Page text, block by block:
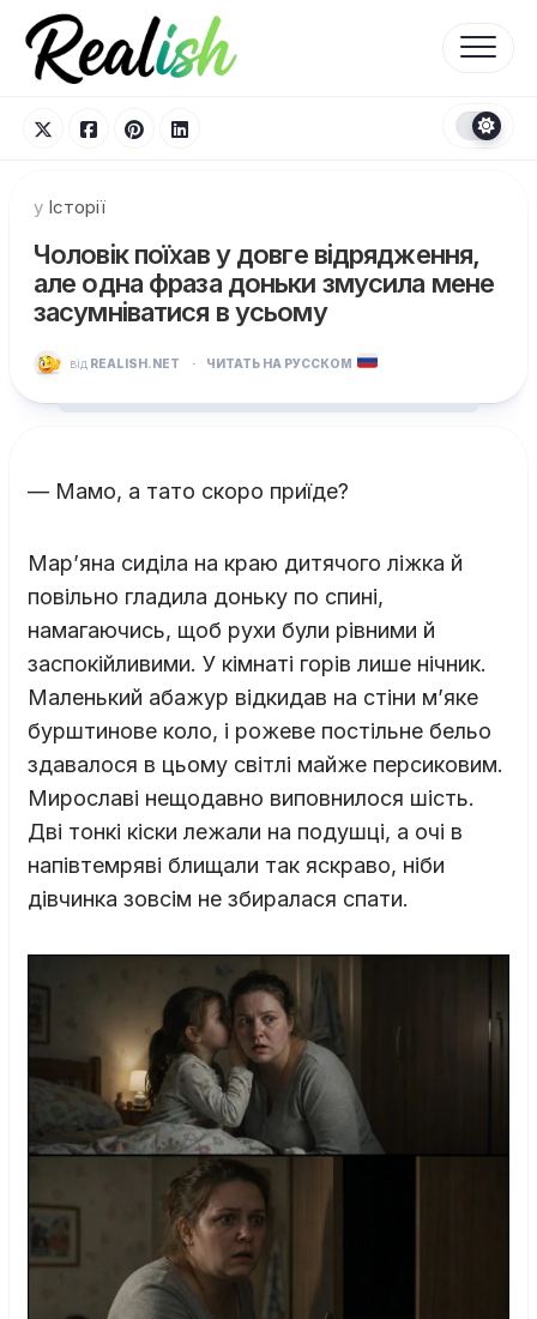
Перейти
вмісту
у Історії
Чоловік поїхав у довге відрядження,
але одна фраза доньки змусила мене
засумніватися в усьому
від REALISH.NET · ЧИТАТЬ НА РУССКОМ
— Мамо, а тато скоро приїде?
Мар’яна сиділа на краю дитячого ліжка й
повільно гладила доньку по спині,
намагаючись, щоб рухи були рівними й
заспокійливими. У кімнаті горів лише нічник.
Маленький абажур відкидав на стіни м’яке
бурштинове коло, і рожеве постільне бельо
здавалося в цьому світлі майже персиковим.
Мирославі нещодавно виповнилося шість.
Дві тонкі кіски лежали на подушці, а очі в
напівтемряві блищали так яскраво, ніби
дівчинка зовсім не збиралася спати.